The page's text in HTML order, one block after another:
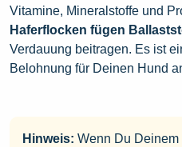
Vitamine, Mineralstoffe und
Haferflocken fügen
Verdauung beitragen. Es ist
Belohnung für Deinen Hund
Hinweis: Wenn Du